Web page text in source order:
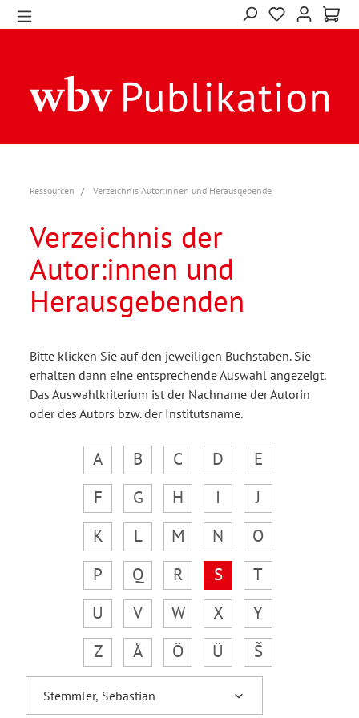
Ressourcen Verzeichnis Autor:innen und Herausgebende
Verzeichnis der
Autor:innen und
Herausgebenden
Bitte klicken Sie auf den jeweiligen Buchstaben. Sie
erhalten dann eine entsprechende Auswahl angezeigt.
Das Auswahlkriterium ist der Nachname der Autorin
oder des Autors bzw. der Institutsname.
A B C D
E
F
G H I
J
K
L M N
O
P
Q R S
T
U
V W X
Y
Z
Å Ö Ü Š